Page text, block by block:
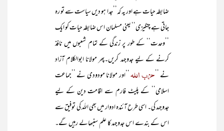
ضابطہ حیات ہے اور یہ کہ’’جدا ہو دیں سیاست سے تو رہ
جاتی ہے چنگیزی‘‘ یعنی مسلمان اس ضابطہ حیات کو ایک
’’وحدت‘‘ کے طور پر زندگی کے تمام شعبوں میں نافذ
کرنے کے لیے جدوجہد کریں۔پھر مولانا ابوالکلام آزاد
نے ’’ حزب اللہ‘‘اور مولانا مودودی نے ’’جماعت
اسلامی‘‘ کے پلیٹ فارم سے اقامت دین کے لیے
جدوجہد کی۔ اسی طرح آئندہ ادوار میں بھی اللہ کی توفیق سے
اس کے بندے اس جدوجہد کا علم سنبھالے رہیں گے۔